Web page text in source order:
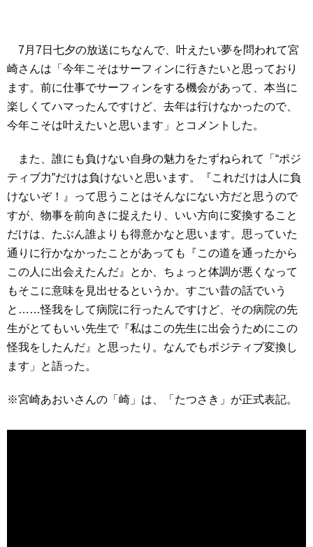
7月7日七夕の放送にちなんで、叶えたい夢を問われて宮
崎さんは「今年こそはサーフィンに行きたいと思っており
ます。前に仕事でサーフィンをする機会があって、本当に
楽しくてハマったんですけど、去年は行けなかったので、
今年こそは叶えたいと思います」とコメントした。
また、誰にも負けない自身の魅力をたずねられて「“ポジ
ティブ力”だけは負けないと思います。『これだけは人に負
けないぞ！』って思うことはそんなにない方だと思うので
すが、物事を前向きに捉えたり、いい方向に変換すること
だけは、たぶん誰よりも得意かなと思います。思っていた
通りに行かなかったことがあっても『この道を通ったから
この人に出会えたんだ』とか、ちょっと体調が悪くなって
もそこに意味を見出せるというか。すごい昔の話でいう
と……怪我をして病院に行ったんですけど、その病院の先
生がとてもいい先生で『私はこの先生に出会うためにこの
怪我をしたんだ』と思ったり。なんでもポジティブ変換し
ます」と語った。
※宮崎あおいさんの「崎」は、「たつさき」が正式表記。